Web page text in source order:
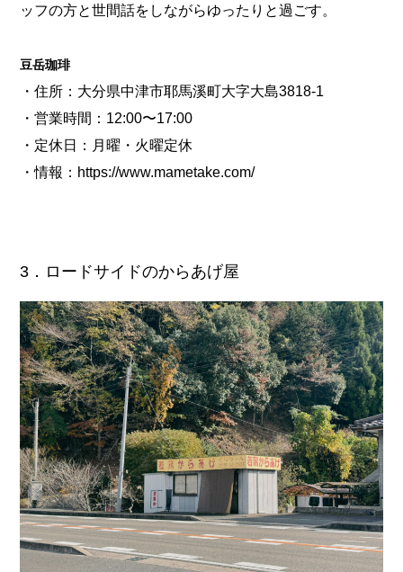
ッフの方と世間話をしながらゆったりと過ごす。
豆岳珈琲
・住所：大分県中津市耶馬溪町大字大島3818-1
・営業時間：12:00〜17:00
・定休日：月曜・火曜定休
・情報： https://www.mametake.com/
3．ロードサイドのからあげ屋